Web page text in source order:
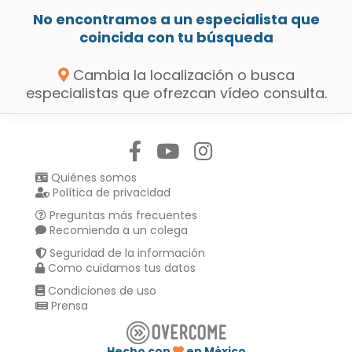
No encontramos a un especialista que
coincida con tu búsqueda
Cambia la localización o busca
especialistas que ofrezcan vídeo consulta.
Quiénes somos
Política de privacidad
Preguntas más frecuentes
Recomienda a un colega
Seguridad de la información
Como cuidamos tus datos
Condiciones de uso
Prensa